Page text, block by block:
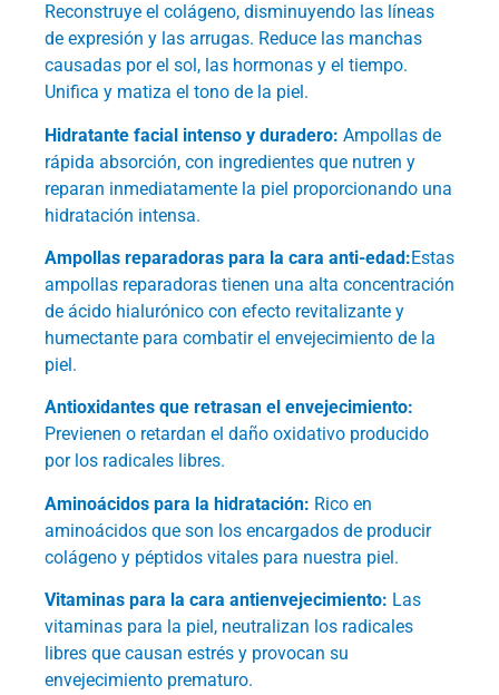
Reconstruye el colágeno, disminuyendo las líneas
de expresión y las arrugas. Reduce las manchas
causadas por el sol, las hormonas y el tiempo.
Unifica y matiza el tono de la piel.
Hidratante facial intenso y duradero: Ampollas de
rápida absorción, con ingredientes que nutren y
reparan inmediatamente la piel proporcionando una
hidratación intensa.
Ampollas reparadoras para la cara anti-edad:Estas
ampollas reparadoras tienen una alta concentración
de ácido hialurónico con efecto revitalizante y
humectante para combatir el envejecimiento de la
piel.
Antioxidantes que retrasan el envejecimiento:
Previenen o retardan el daño oxidativo producido
por los radicales libres.
Aminoácidos para la hidratación: Rico en
aminoácidos que son los encargados de producir
colágeno y péptidos vitales para nuestra piel.
Vitaminas para la cara antienvejecimiento: Las
vitaminas para la piel, neutralizan los radicales
libres que causan estrés y provocan su
envejecimiento prematuro.